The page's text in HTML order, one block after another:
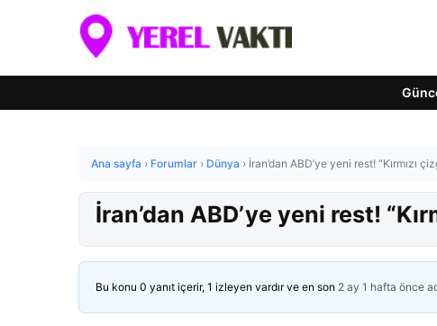
Ana sayfa › Forumlar › Dünya › İran’dan ABD’ye yeni rest! “Kırmızı
İran’dan ABD’ye yeni rest!
Bu konu 0 yanıt içerir, 1 izleyen vardır ve en son 2 ay 1 hafta önce